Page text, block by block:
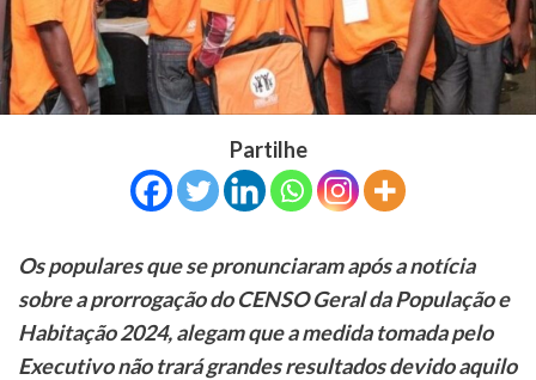
Partilhe
Os populares que se pronunciaram após a notícia
sobre a prorrogação do CENSO Geral da População e
Habitação 2024, alegam que a medida tomada pelo
Executivo não trará grandes resultados devido aquilo